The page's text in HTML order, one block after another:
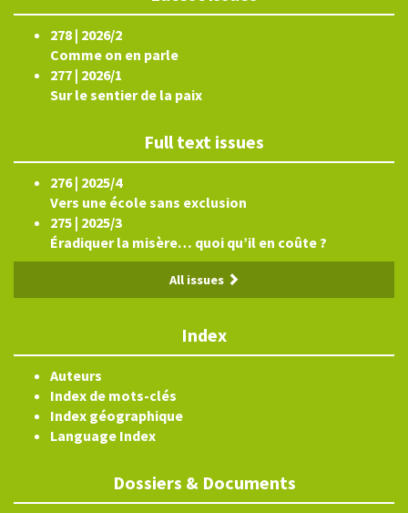
278 | 2026/2
Comme on en parle
277 | 2026/1
Sur le sentier de la paix
Full text issues
276 | 2025/4
Vers une école sans exclusion
275 | 2025/3
Éradiquer la misère… quoi qu’il en coûte ?
All issues
Index
Auteurs
Index de mots-clés
Index géographique
Language Index
Dossiers & Documents